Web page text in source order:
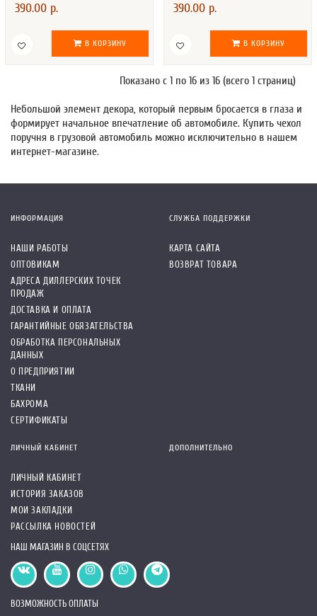
390.00 р.
В КОРЗИНУ
390.00 р.
В КОРЗИНУ
Показано с 1 по 16 из 16 (всего 1 страниц)
Небольшой элемент декора, который первым бросается в глаза и
формирует начальное впечатление об автомобиле. Купить чехол
поручня в грузовой автомобиль можно исключительно в нашем
интернет-магазине.
ИНФОРМАЦИЯ
НАШИ РАБОТЫ
ОПТОВИКАМ
АДРЕСА ДИЛЛЕРСКИХ ТОЧЕК
ПРОДАЖ
ДОСТАВКА И ОПЛАТА
ГАРАНТИЙНЫЕ ОБЯЗАТЕЛЬСТВА
ОБРАБОТКА ПЕРСОНАЛЬНЫХ
ДАННЫХ
О ПРЕДПРИЯТИИ
ТКАНИ
БАХРОМА
СЕРТИФИКАТЫ
СЛУЖБА ПОДДЕРЖКИ
КАРТА САЙТА
ВОЗВРАТ ТОВАРА
ЛИЧНЫЙ КАБИНЕТ
ЛИЧНЫЙ КАБИНЕТ
ИСТОРИЯ ЗАКАЗОВ
МОИ ЗАКЛАДКИ
РАССЫЛКА НОВОСТЕЙ
ДОПОЛНИТЕЛЬНО
НАШ МАГАЗИН В СОЦСЕТЯХ
ВОЗМОЖНОСТЬ ОПЛАТЫ